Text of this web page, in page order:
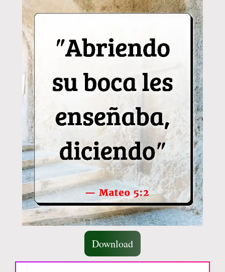
Download